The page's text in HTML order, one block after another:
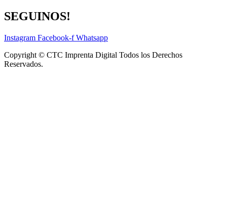
SEGUINOS!
Instagram Facebook-f Whatsapp
Copyright © CTC Imprenta Digital Todos los Derechos
Reservados.